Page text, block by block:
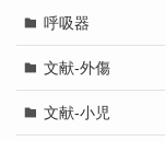
呼吸器
文献-外傷
文献-小児